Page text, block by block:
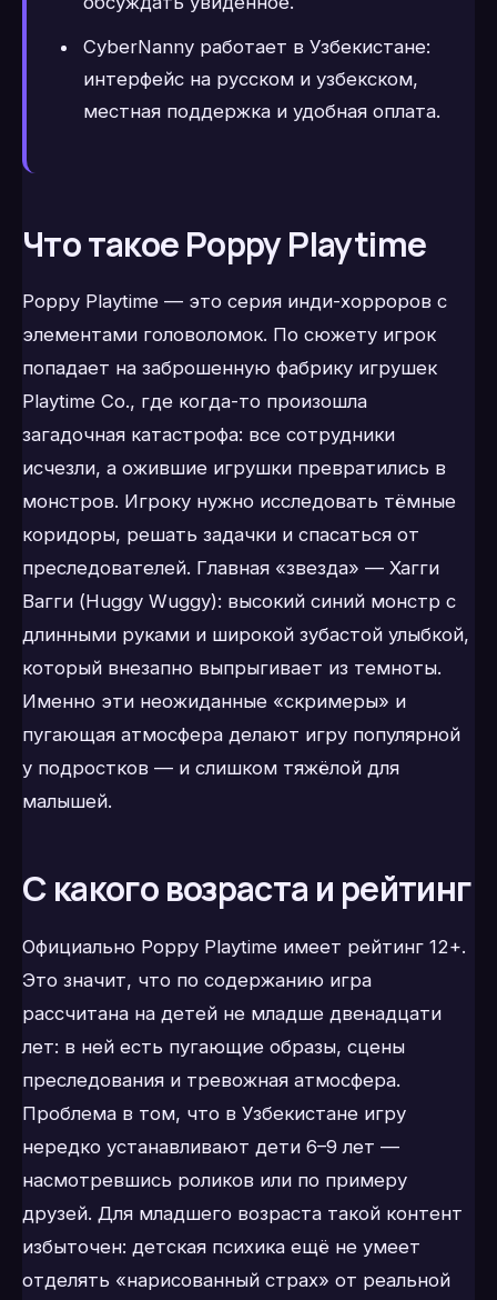
CyberNanny работает в Узбекистане:
интерфейс на русском и узбекском,
местная поддержка и удобная оплата.
Что такое Poppy Playtime
Poppy Playtime — это серия инди-хорроров с
элементами головоломок. По сюжету игрок
попадает на заброшенную фабрику игрушек
Playtime Co., где когда-то произошла
загадочная катастрофа: все сотрудники
исчезли, а ожившие игрушки превратились в
монстров. Игроку нужно исследовать тёмные
коридоры, решать задачки и спасаться от
преследователей. Главная «звезда» — Хагги
Вагги (Huggy Wuggy): высокий синий монстр с
длинными руками и широкой зубастой улыбкой,
который внезапно выпрыгивает из темноты.
Именно эти неожиданные «скримеры» и
пугающая атмосфера делают игру популярной
у подростков — и слишком тяжёлой для
малышей.
С какого возраста и рейтинг
Официально Poppy Playtime имеет рейтинг 12+.
Это значит, что по содержанию игра
рассчитана на детей не младше двенадцати
лет: в ней есть пугающие образы, сцены
преследования и тревожная атмосфера.
Проблема в том, что в Узбекистане игру
нередко устанавливают дети 6–9 лет —
насмотревшись роликов или по примеру
друзей. Для младшего возраста такой контент
избыточен: детская психика ещё не умеет
отделять «нарисованный страх» от реальной